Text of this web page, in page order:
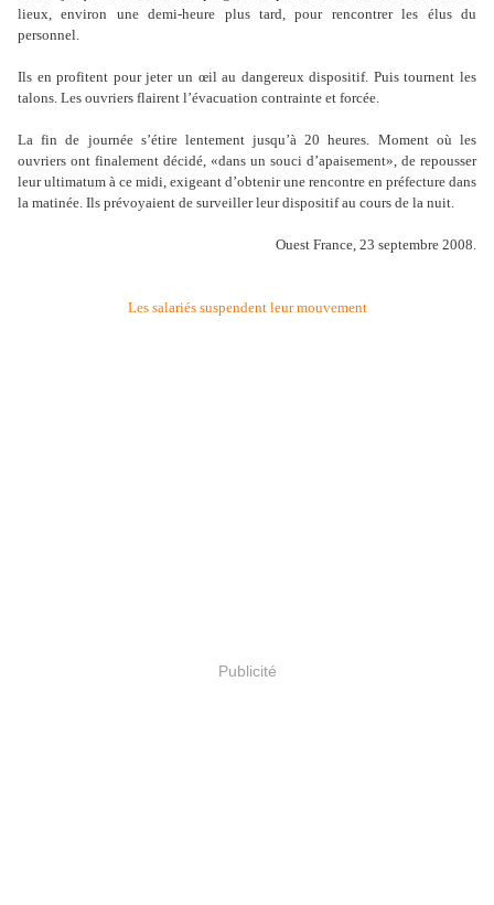
lieux, environ une demi-heure plus tard, pour rencontrer les élus du
personnel.
Ils en profitent pour jeter un œil au dangereux dispositif. Puis tournent les
talons. Les ouvriers flairent l’évacuation contrainte et forcée.
La fin de journée s’étire lentement jusqu’à 20 heures. Moment où les
ouvriers ont finalement décidé, «dans un souci d’apaisement», de repousser
leur ultimatum à ce midi, exigeant d’obtenir une rencontre en préfecture dans
la matinée. Ils prévoyaient de surveiller leur dispositif au cours de la nuit.
Ouest France, 23 septembre 2008.
Les salariés suspendent leur mouvement
Publicité